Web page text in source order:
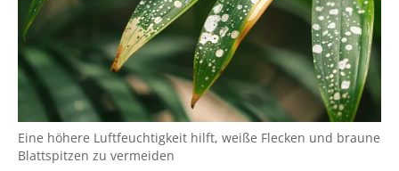
Eine höhere Luftfeuchtigkeit hilft, weiße Flecken und braune
Blattspitzen zu vermeiden